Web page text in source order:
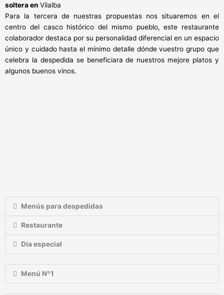
soltera en Vilalba
Para la tercera de nuestras propuestas nos situaremos en el
centro del casco histórico del mismo pueblo, este restaurante
colaborador destaca por su personalidad diferencial en un espacio
único y cuidado hasta el mínimo detalle dónde vuestro grupo que
celebra la despedida se beneficiara de nuestros mejore platos y
algunos buenos vinos.
Menús para despedidas
Restaurante
Día especial
Menú Nº1